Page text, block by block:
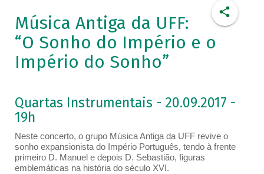
Música Antiga da UFF:
“O Sonho do Império e o
Império do Sonho”
Quartas Instrumentais - 20.09.2017 -
19h
Neste concerto, o grupo Música Antiga da UFF revive o
sonho expansionista do Império Português, tendo à frente
primeiro D. Manuel e depois D. Sebastião, figuras
emblemáticas na história do século XVI.